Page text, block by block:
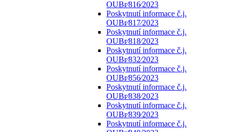
OUBr⁄816⁄2023
Poskytnutí informace č.j.
OUBr⁄817⁄2023
Poskytnutí informace č.j.
OUBr⁄818⁄2023
Poskytnutí informace č.j.
OUBr⁄832⁄2023
Poskytnutí informace č.j.
OUBr⁄856⁄2023
Poskytnutí informace č.j.
OUBr⁄838⁄2023
Poskytnutí informace č.j.
OUBr⁄839⁄2023
Poskytnutí informace č.j.